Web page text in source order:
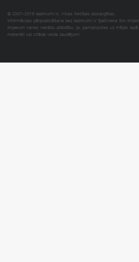
© 2007–2018 Iepirkumi.lv. Visas tiesības aizsargātas.
Informācijas pārpublicēšana bez iepirkumi.lv īpašnieka SIA
Imperum nenes nekādu atbildību, ja, pamatojoties uz mājas
materiāli vai citāda veida zaudējumi.